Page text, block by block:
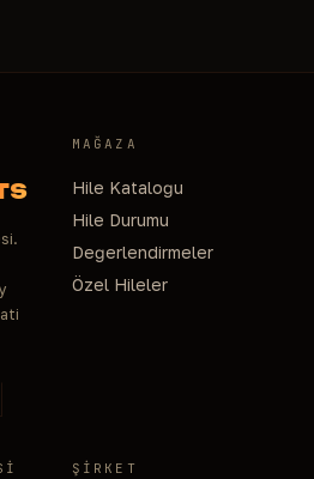
MAĞAZA
Hile Kataloğu
Hile Durumu
Değerlendirmeler
Özel Hileler
ŞIRKET